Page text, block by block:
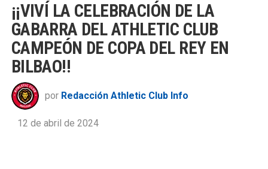
¡¡VIVÍ LA CELEBRACIÓN DE LA
GABARRA DEL ATHLETIC CLUB
CAMPEÓN DE COPA DEL REY EN
BILBAO!!
por Redacción Athletic Club Info
12 de abril de 2024